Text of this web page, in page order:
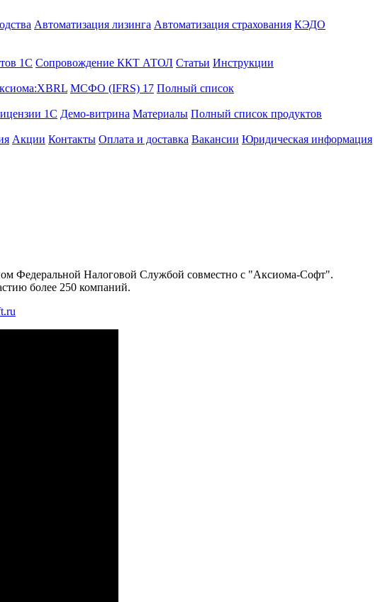
Автоматизация лизинга Автоматизация страхования КЭДО
1С Сопровождение ККТ АТОЛ Статьи Инструкции
МСФО (IFRS) 17 Полный список
1C Демо-витрина Материалы Полный список продуктов
Акции Контакты Оплата и доставка Вакансии Юридическая информация
Федеральной Налоговой Службой совместно с "Аксиома-Софт".
более 250 компаний.